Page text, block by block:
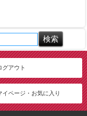
グアウト
イページ・お気に入り